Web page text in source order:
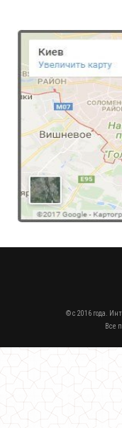
© c 2016 года.
Все